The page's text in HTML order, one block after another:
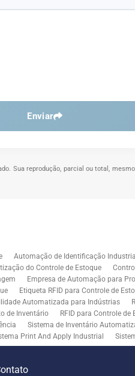
Enviar
Sua reprodução, parcial ou total,
Automação de Identificação Industrial
do Controle de Estoque
Empresa de Automação para
Etiqueta RFID para Controle de
Automatizada para Indústrias
de Inventário RFID para Controle de
Sistema de Inventário
Print And Apply Industrial
de Impressão e Aplicação de
Tecnologia de Middleware e